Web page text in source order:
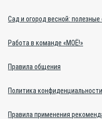
Сад и огород весной: полезные
Работа в команде «МОЁ!»
Правила общения
Политика конфиденциальности
Правила применения